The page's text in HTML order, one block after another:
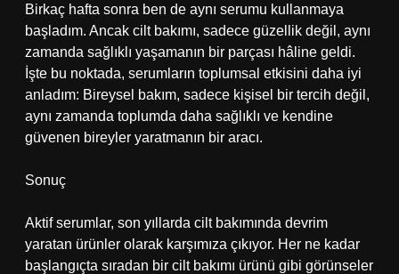
Birkaç hafta sonra ben de aynı serumu kullanmaya
başladım. Ancak cilt bakımı, sadece güzellik değil, aynı
zamanda sağlıklı yaşamanın bir parçası hâline geldi.
İşte bu noktada, serumların toplumsal etkisini daha iyi
anladım: Bireysel bakım, sadece kişisel bir tercih değil,
aynı zamanda toplumda daha sağlıklı ve kendine
güvenen bireyler yaratmanın bir aracı.
Sonuç
Aktif serumlar, son yıllarda cilt bakımında devrim
yaratan ürünler olarak karşımıza çıkıyor. Her ne kadar
başlangıçta sıradan bir cilt bakımı ürünü gibi görünseler